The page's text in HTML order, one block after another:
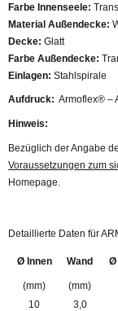
Farbe Innenseele:
Material Außendecke:
Decke: Glatt
Farbe Außendecke:
Einlagen: Stahlspirale
Aufdruck: Armoflex® –
Hinweis:
Bezüglich der Angabe
Voraussetzungen zum
Homepage.
Detaillierte Daten für
Ø Innen
(mm)
Wand
(mm)
Ø
10
3,0